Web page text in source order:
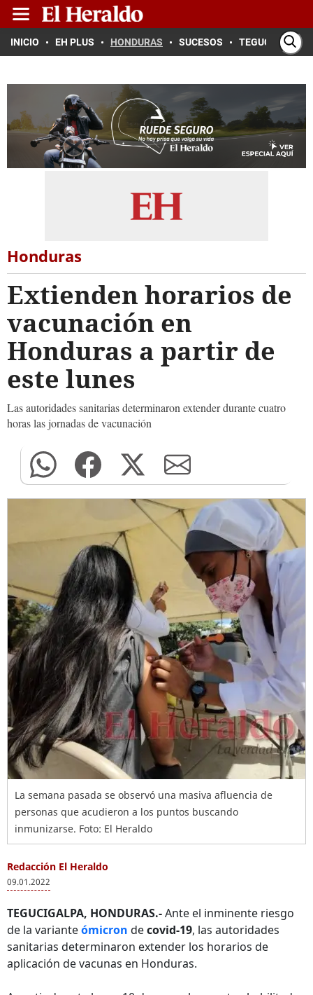
INICIO EH PLUS HONDURAS SUCESOS TEGUCIGALPA
Honduras
Extienden horarios de
vacunación en
Honduras a partir de
este lunes
Las autoridades sanitarias determinaron extender durante cuatro
horas las jornadas de vacunación
La semana pasada se observó una masiva afluencia de
personas que acudieron a los puntos buscando
inmunizarse. Foto: El Heraldo
Redacción El Heraldo
09.01.2022
TEGUCIGALPA, HONDURAS.-Ante el inminente riesgo
de la varianteómicron decovid-19, las autoridades
sanitarias determinaron extender los horarios de
aplicación de vacunas en Honduras.